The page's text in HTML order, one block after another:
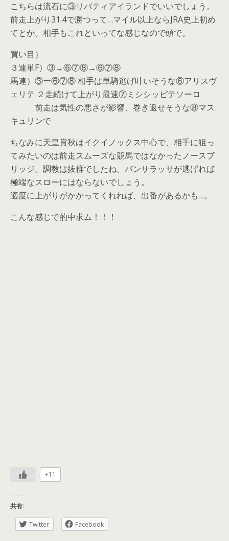
こちらは流石に③リバティアイランドでいいでしょう。
前走上がり31.4で勝つって…マイル以上ならJRA史上初め
てとか。相手もこれといってな感じなので頭で。
買い目）
３連単F）③→⑥⑦⑧→⑥⑦⑧
馬連）③ー⑥⑦⑧ 相手は単騎逃げ叶いそうな⑥アリスヴ
ェリテ ２走続けて上がり最速⑦ミシシッピテソーロ
前走は気性の悪さが影響、巻き返せそうな⑧マス
キュリンで
ちなみに天皇賞秋はイクイノックス中心で、相手に狙っ
てみたいのは前走スムーズな競馬ではなかったノースブ
リッジ。調教は抜群でしたね。パンサラッサが逃げれば
極端なスローにはならないでしょう。
適度に上がりがかかってくれれば、出番があるかも…。
こんな感じで的中求ム！！！
+11
共有:
Twitter Facebook